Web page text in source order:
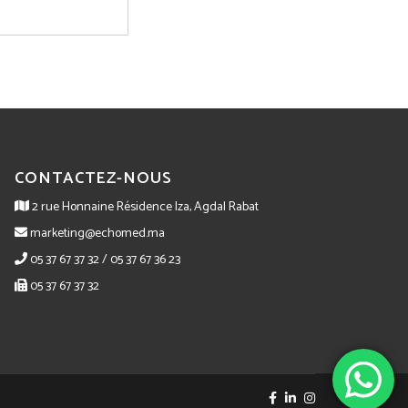
CONTACTEZ-NOUS
2 rue Honnaine Résidence Iza, Agdal Rabat
marketing@echomed.ma
05 37 67 37 32 / 05 37 67 36 23
05 37 67 37 32